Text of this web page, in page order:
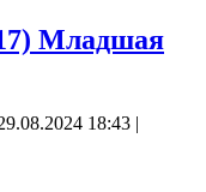
Младшая
18:43 |